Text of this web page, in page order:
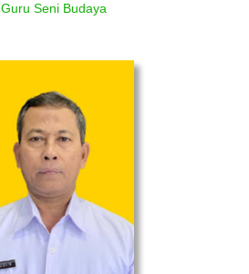
Guru Seni Budaya